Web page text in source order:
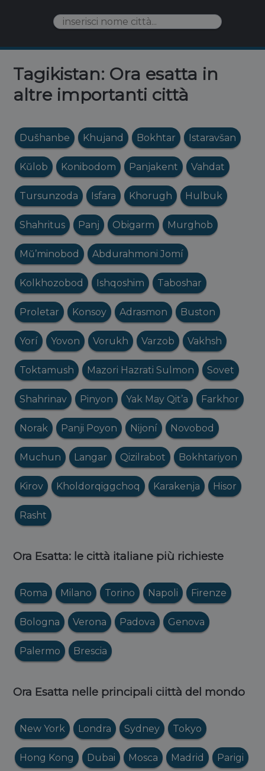
Tagikistan: Ora esatta in
altre importanti città
Dušhanbe Khujand Bokhtar Istaravšan
Kŭlob Konibodom Panjakent Vahdat
Tursunzoda Isfara Khorugh Hulbuk
Shahritus Panj Obigarm Murghob
Mŭ’minobod Abdurahmoni Jomí
Kolkhozobod Ishqoshim Taboshar
Proletar Konsoy Adrasmon Buston
Yorí Yovon Vorukh Varzob Vakhsh
Toktamush Mazori Hazrati Sulmon Sovet
Shahrinav Pinyon Yak May Qit’a Farkhor
Norak Panji Poyon Nijoní Novobod
Muchun Langar Qizilrabot Bokhtariyon
Kirov Kholdorqiggchoq Karakenja Hisor
Rasht
Ora Esatta: le città italiane più richieste
Roma Milano Torino Napoli Firenze
Bologna Verona Padova Genova
Palermo Brescia
Ora Esatta nelle principali ciittà del mondo
New York Londra Sydney Tokyo
Hong Kong Dubai Mosca Madrid Parigi